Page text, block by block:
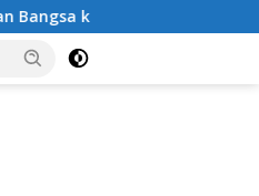
Ketum DPP Purbaya